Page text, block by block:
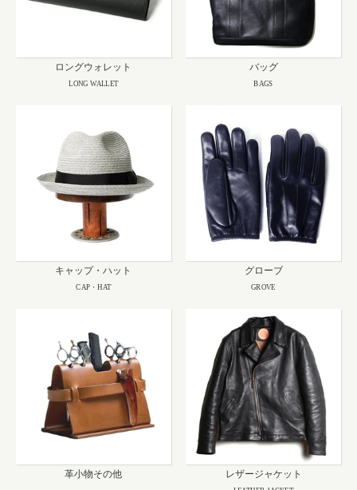
ロングウォレット
LONG WALLET
バッグ
BAGS
キャップ・ハット
CAP・HAT
グローブ
GROVE
革小物その他 レザージャケット